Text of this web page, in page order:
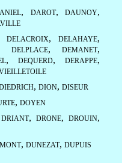
, DAROT,DAUNOY,
DELACROIX,DELAHAYE,
DELPLACE,DEMANET,
,DEQUERD,DERAPPE,
, DION, DISEUR
, DOYEN
DRIANT, DRONE,DROUIN,
, DUNEZAT, DUPUIS